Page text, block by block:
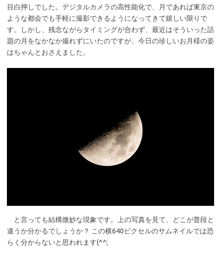
目白押しでした。デジタルカメラの高性能化で、月であれば東京の
ような都会でも手軽に撮影できるようになってきて嬉しい限りで
す。しかし、残念ながらタイミングが合わず、最近はそういった話
題の月をなかなか撮れずにいたのですが、今日の珍しいお月様の姿
はちゃんとおさえました。
と言っても結構微妙な現象です。上の写真を見て、どこが普段と
違うか分かるでしょうか？ この横640ピクセルのサムネイルでは恐
らく分からないと思われます(^^;